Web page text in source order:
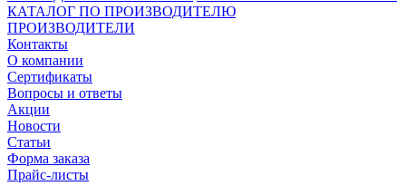
КАТАЛОГ ПО ПРОИЗВОДИТЕЛЮ
ПРОИЗВОДИТЕЛИ
Контакты
О компании
Сертификаты
Вопросы и ответы
Акции
Новости
Статьи
Форма заказа
Прайс-листы